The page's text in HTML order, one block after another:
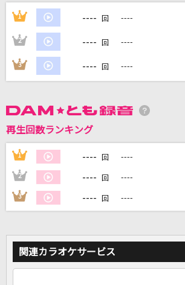
カラオケ最新情報をチェック！
1 ---- 回 ----
2 ---- 回 ----
3 ---- 回 ----
再生回数ランキング
1 ---- 回 ----
2 ---- 回 ----
3 ---- 回 ----
関連カラオケサービス